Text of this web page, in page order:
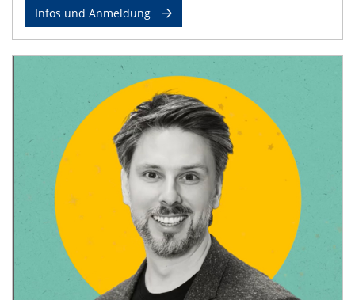
Infos und Anmeldung